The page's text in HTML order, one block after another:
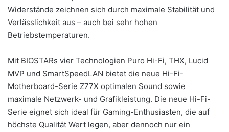
Widerstände zeichnen sich durch maximale Stabilität und
Verlässlichkeit aus – auch bei sehr hohen
Betriebstemperaturen.
Mit BIOSTARs vier Technologien Puro Hi-Fi, THX, Lucid
MVP und SmartSpeedLAN bietet die neue Hi-Fi-
Motherboard-Serie Z77X optimalen Sound sowie
maximale Netzwerk- und Grafikleistung. Die neue Hi-Fi-
Serie eignet sich ideal für Gaming-Enthusiasten, die auf
höchste Qualität Wert legen, aber dennoch nur ein